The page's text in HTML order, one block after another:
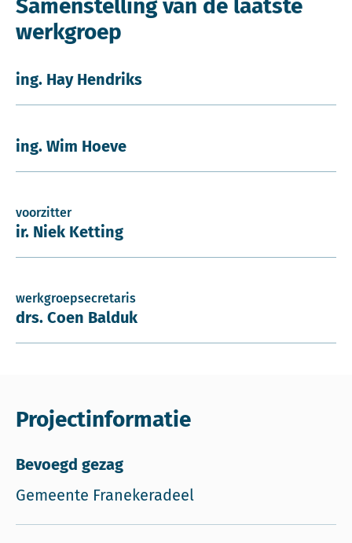
Samenstelling van de laatste
werkgroep
ing. Hay Hendriks
ing. Wim Hoeve
voorzitter
ir. Niek Ketting
werkgroepsecretaris
drs. Coen Balduk
Projectinformatie
Bevoegd gezag
Gemeente Franekeradeel